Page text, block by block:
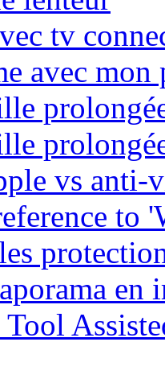
tv
avec mon
vs anti-
to
en